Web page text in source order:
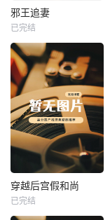
热播
邪王追妻
未知
邪王追妻
已完结
热播
穿越后宫假和尚
已完结